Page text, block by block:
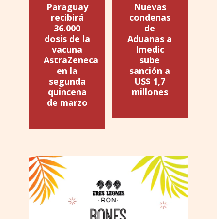
Paraguay
recibirá
36.000
dosis de la
vacuna
AstraZeneca
en la
segunda
quincena
de marzo
Nuevas
condenas
de
Aduanas a
Imedic
sube
sanción a
US$ 1,7
millones